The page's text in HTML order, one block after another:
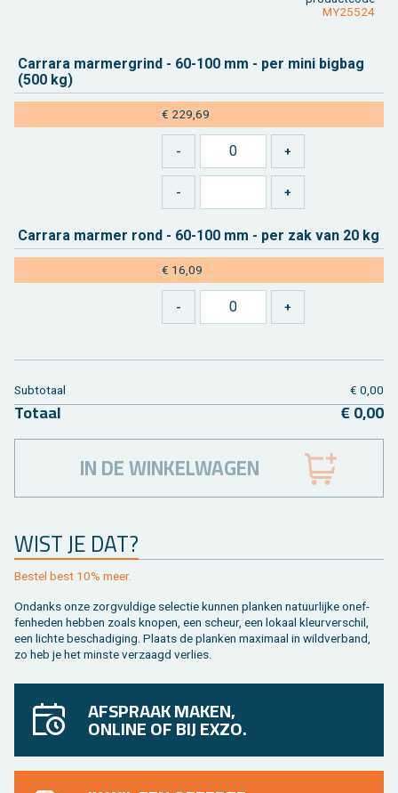
MY25524
Car­ra­ra mar­mer­grind - 60-100 mm - per mini big­bag
(500 kg)
€ 229,69
Car­ra­ra mar­mer rond - 60-100 mm - per zak van 20 kg
€ 16,09
WIST JE DAT?
Be­stel best 10% meer.
On­danks onze zorg­vul­di­ge se­lec­tie kun­nen plan­ken na­tuur­lij­ke on­ef­
fen­he­den heb­ben zoals kno­pen, een scheur, een lo­kaal kleur­ver­schil,
een lich­te be­scha­di­ging. Plaats de plan­ken maxi­maal in wild­ver­band,
zo heb je het min­ste ver­zaagd ver­lies.
Sub­to­taal € 0,00
To­taal € 0,00
IN DE WINKELWAGEN
AFSPRAAK MAKEN,
ONLINE OF BIJ EXZO.